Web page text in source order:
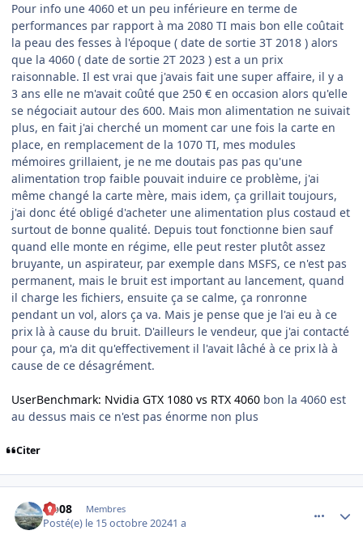
Pour info une 4060 et un peu inférieure en terme de
performances par rapport à ma 2080 TI mais bon elle coûtait
la peau des fesses à l'époque ( date de sortie 3T 2018 ) alors
que la 4060 ( date de sortie 2T 2023 ) est a un prix
raisonnable. Il est vrai que j'avais fait une super affaire, il y a
3 ans elle ne m'avait coûté que 250 € en occasion alors qu'elle
se négociait autour des 600. Mais mon alimentation ne suivait
plus, en fait j'ai cherché un moment car une fois la carte en
place, en remplacement de la 1070 TI, mes modules
mémoires grillaient, je ne me doutais pas pas qu'une
alimentation trop faible pouvait induire ce problème, j'ai
même changé la carte mère, mais idem, ça grillait toujours,
j'ai donc été obligé d'acheter une alimentation plus costaud et
surtout de bonne qualité. Depuis tout fonctionne bien sauf
quand elle monte en régime, elle peut rester plutôt assez
bruyante, un aspirateur, par exemple dans MSFS, ce n'est pas
permanent, mais le bruit est important au lancement, quand
il charge les fichiers, ensuite ça se calme, ça ronronne
pendant un vol, alors ça va. Mais je pense que je l'ai eu à ce
prix là à cause du bruit. D'ailleurs le vendeur, que j'ai contacté
pour ça, m'a dit qu'effectivement il l'avait lâché à ce prix là à
cause de ce désagrément.
UserBenchmark: Nvidia GTX 1080 vs RTX 4060 bon la 4060 est
au dessus mais ce n'est pas énorme non plus
Citer
clo08 Membres
Posté(e) le 15 octobre 20241 a